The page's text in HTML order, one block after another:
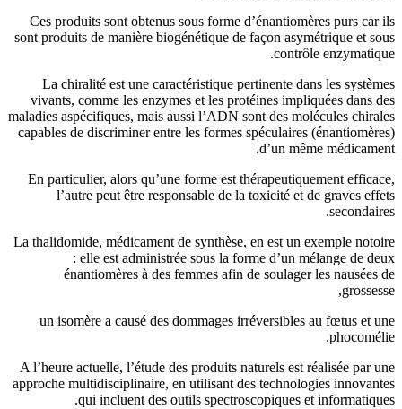
Ces produits sont obtenus sous
sont produits de manière
La chiralité est une
vivants, comme les enzymes et
maladies aspécifiques, mais aussi
capables de discriminer entre les
En particulier, alors qu’une
l’autre peut être
La thalidomide, médicament de
: elle est administrée
énantiomères à des
un isomère a causé des
A l’heure actuelle, l’étude des
approche multidisciplinaire, en
qui incluent des outils